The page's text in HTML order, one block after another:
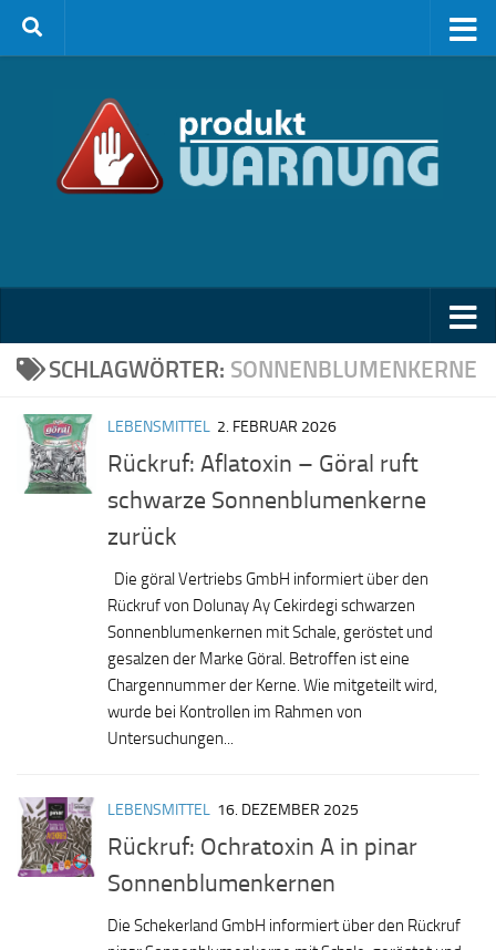
Zum Inhalt springen
SCHLAGWÖRTER: SONNENBLUMENKERNE
LEBENSMITTEL 2. FEBRUAR 2026
Rückruf: Aflatoxin – Göral ruft
schwarze Sonnenblumenkerne
zurück
Die göral Vertriebs GmbH informiert über den
Rückruf von Dolunay Ay Cekirdegi schwarzen
Sonnenblumenkernen mit Schale, geröstet und
gesalzen der Marke Göral. Betroffen ist eine
Chargennummer der Kerne. Wie mitgeteilt wird,
wurde bei Kontrollen im Rahmen von
Untersuchungen...
LEBENSMITTEL 16. DEZEMBER 2025
Rückruf: Ochratoxin A in pinar
Sonnenblumenkernen
Die Schekerland GmbH informiert über den Rückruf